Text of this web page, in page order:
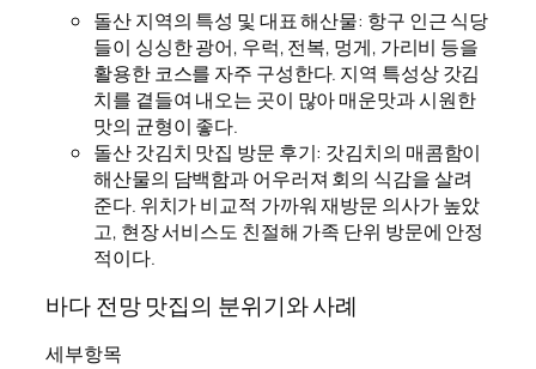
돌산 지역의 특성 및 대표 해산물: 항구 인근 식당
들이 싱싱한 광어, 우럭, 전복, 멍게, 가리비 등을
활용한 코스를 자주 구성한다. 지역 특성상 갓김
치를 곁들여 내오는 곳이 많아 매운맛과 시원한
맛의 균형이 좋다.
돌산 갓김치 맛집 방문 후기: 갓김치의 매콤함이
해산물의 담백함과 어우러져 회의 식감을 살려
준다. 위치가 비교적 가까워 재방문 의사가 높았
고, 현장 서비스도 친절해 가족 단위 방문에 안정
적이다.
바다 전망 맛집의 분위기와 사례
세부항목